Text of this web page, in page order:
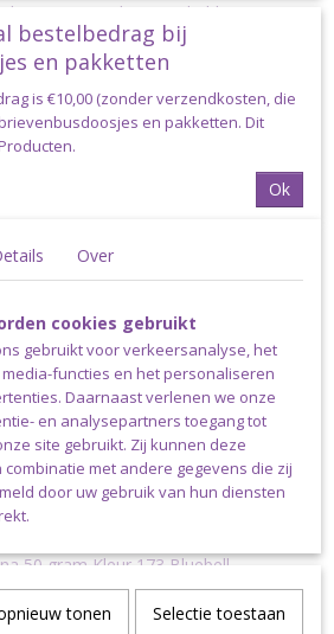
te maken? Wij hebben een paar
voor je gemaakt.
bijzonder populair 100% gemerceriseerd
glans en een gladde en zachte
(garendikte Fingering) is uiterst geschikt
bijvoorbeeld kleding, amigurumi’s,
of kinderspeeltjes. Scheepjes Catona
wat aangeeft dat dit garen veilig is
huid en met name voor
kinderen. Bij de productie is
volledig biologische afvalwaterzuivering,
op een veilige manier wordt
Scheepjes Catona is verkrijgbaar in
kleuren. De aanbevolen naalddikte is
Catona weegt 50 gram en heeft
pakket:
50 gram Kleur 523 Sweet Mandarin
50 gram Kleur 518 Marshmallow
50 gram Kleur 173 Bluebell
50 gram Kleur 261 Capri Blue
bestelbedrag bij
en pakketten
is €10,00 (zonder verzendkosten, die
en pakketten. Dit
Ok
Over
cookies gebruikt
gebruikt voor verkeersanalyse, het
functies en het personaliseren
Daarnaast verlenen we onze
en analysepartners toegang tot
site gebruikt. Zij kunnen deze
met andere gegevens die zij
door uw gebruik van hun diensten
tonen Selectie toestaan